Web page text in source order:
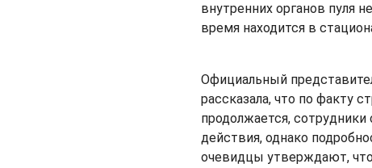
внутренних органов пуля
время находится в
Официальный
рассказала, что по факту
продолжается,
действия, однако
очевидцы утверждают,